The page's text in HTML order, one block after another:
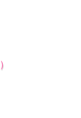
）